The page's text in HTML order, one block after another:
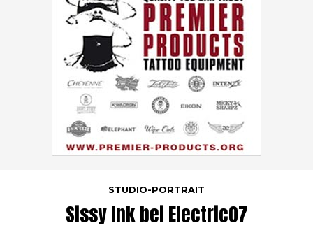
STUDIO-PORTRAIT
Sissy Ink bei Electric07